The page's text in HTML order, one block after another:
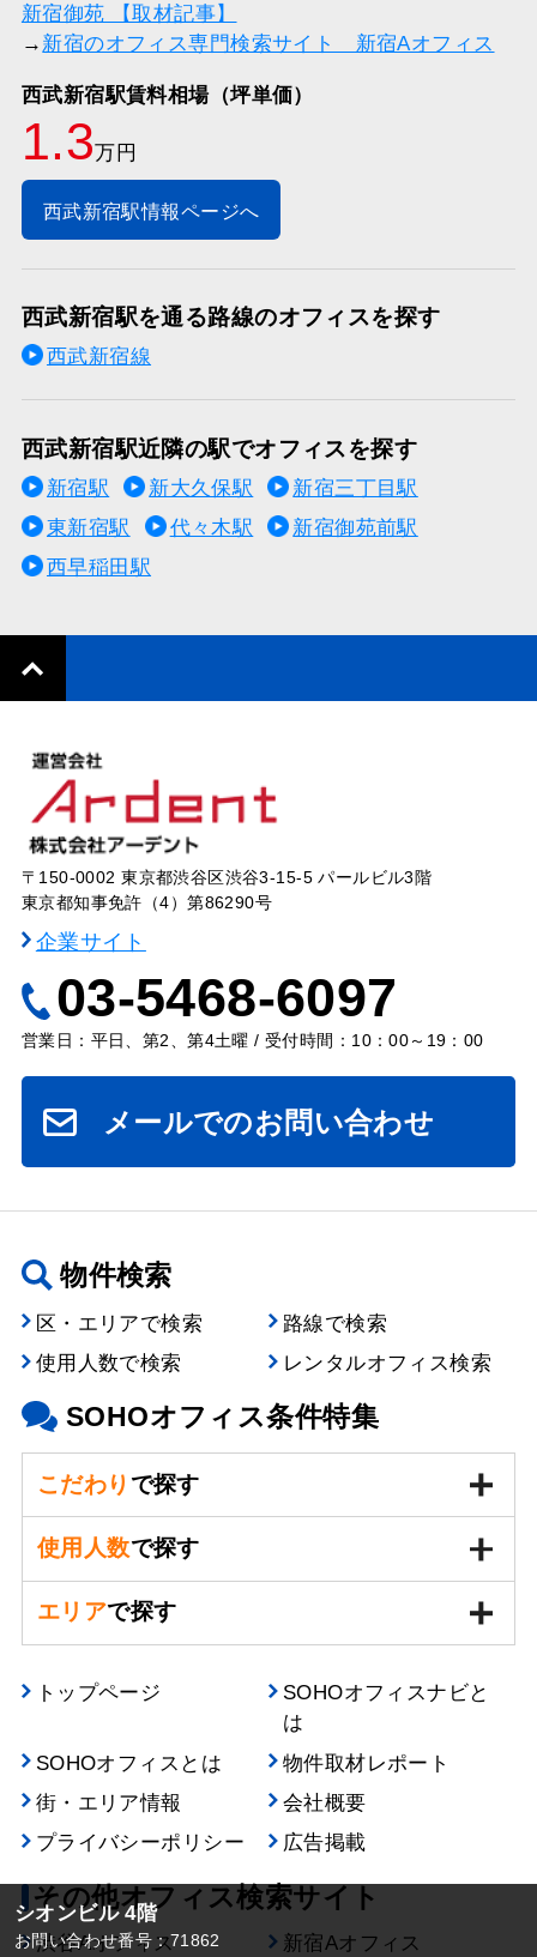
シオンビル 4階
お問い合わせ番号：71862
新宿御苑 【取材記事】
→ 新宿のオフィス専門検索サイト 新宿Aオフィス
西武新宿駅賃料相場（坪単価）
1.3万円
西武新宿駅情報ページへ
西武新宿駅を通る路線のオフィスを探す
西武新宿線
西武新宿駅近隣の駅でオフィスを探す
新宿駅 新大久保駅
新宿三丁目駅
東新宿駅
代々木駅
新宿御苑前駅
西早稲田駅
〒150-0002 東京都渋谷区渋谷3-15-5 パールビル3階
東京都知事免許（4）第86290号
企業サイト
03-5468-6097
営業日：平日、第2、第4土曜 / 受付時間：10：00～19：00
メールでのお問い合わせ
物件検索
区・エリアで検索
路線で検索
使用人数で検索
レンタルオフィス検索
SOHOオフィス条件特集
こだわり で探す
使用人数で探す
エリアで探す
トップページ
SOHOオフィスナビと
は
SOHOオフィスとは
物件取材レポート
街・エリア情報
会社概要
プライバシーポリシー
広告掲載
その他オフィス検索サイト
渋谷Aオフィス 新宿Aオフィス